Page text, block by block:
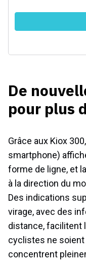
De
pour plus
Grâce aux Kiox
smartphone)
forme de ligne, et
à la direction du
Des indications
virage, avec des
distance, facilitent
cyclistes ne
concentrent